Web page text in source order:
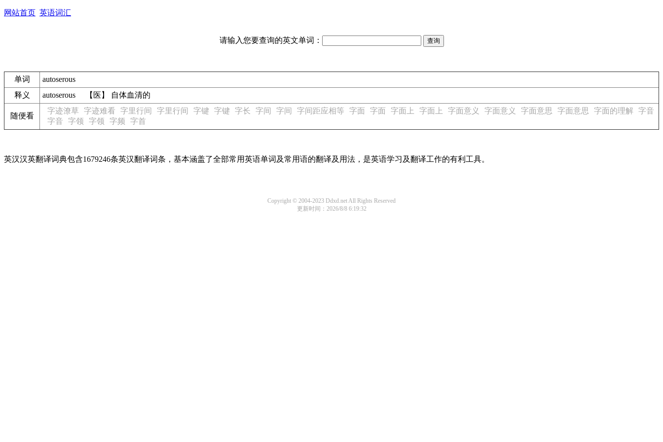
网站首页 英语词汇
请输入您要查询的英文单词：
单词
autoserous
释义
autoserous 【医】 自体血清的
随便看
字迹潦草 字迹难看 字里行间 字里行间 字键 字键 字长 字间 字间 字间距应相等 字面 字面 字面上 字面上 字面意义 字面意义 字面意思 字面意思 字面的理解 字音
字音
字领 字领 字频 字首
英汉汉英翻译词典包含1679246条英汉翻译词条，基本涵盖了全部常用英语单词及常用语的翻译及用法，是英语学习及翻译工作的有利工具。
Copyright © 2004-2023 Ddxd.net All Rights Reserved
更新时间：2026/8/8 6:19:32